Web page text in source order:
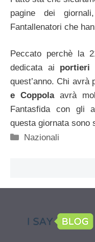
pagine dei
Fantallenatori che
Peccato perchè la
dedicata ai portieri
quest’anno. Chi avrà
e Coppolaavrà
Fantasfida con gli
questa giornata sono
Categorie
Nazionali